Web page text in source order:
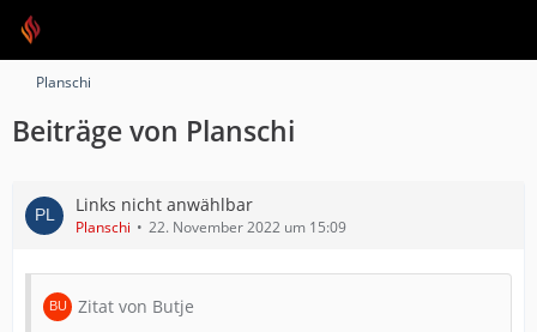
Planschi
Beiträge von Planschi
Links nicht anwählbar
Planschi 22. November 2022 um 15:09
Zitat von Butje